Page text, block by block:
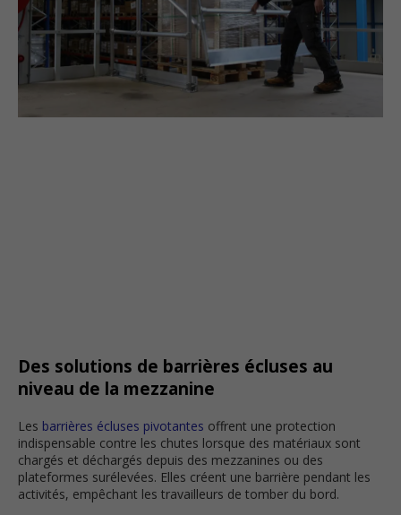
Des solutions de barrières écluses au
niveau de la mezzanine
Les barrières écluses pivotantes offrent une protection
indispensable contre les chutes lorsque des matériaux sont
chargés et déchargés depuis des mezzanines ou des
plateformes surélevées. Elles créent une barrière pendant les
activités, empêchant les travailleurs de tomber du bord.